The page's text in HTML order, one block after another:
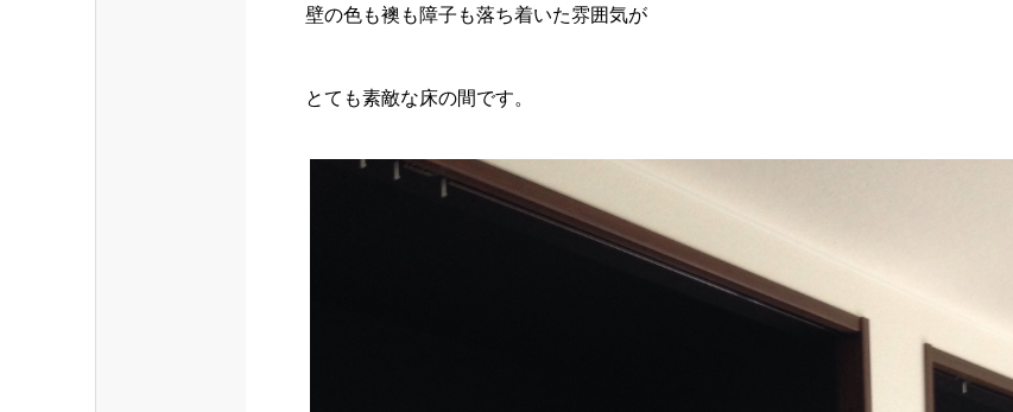
壁の色も襖も障子も落ち着いた雰囲気が
とても素敵な床の間です。